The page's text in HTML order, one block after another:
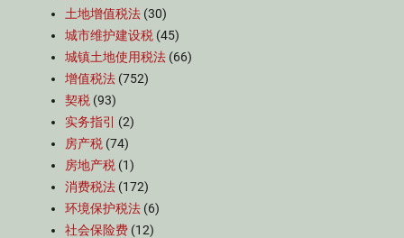
土地增值税法 (30)
城市维护建设税 (45)
城镇土地使用税法 (66)
增值税法 (752)
契税 (93)
实务指引
(2)
房产税 (74)
房地产税 (1)
消费税法 (172)
环境保护税法 (6)
社会保险费 (12)